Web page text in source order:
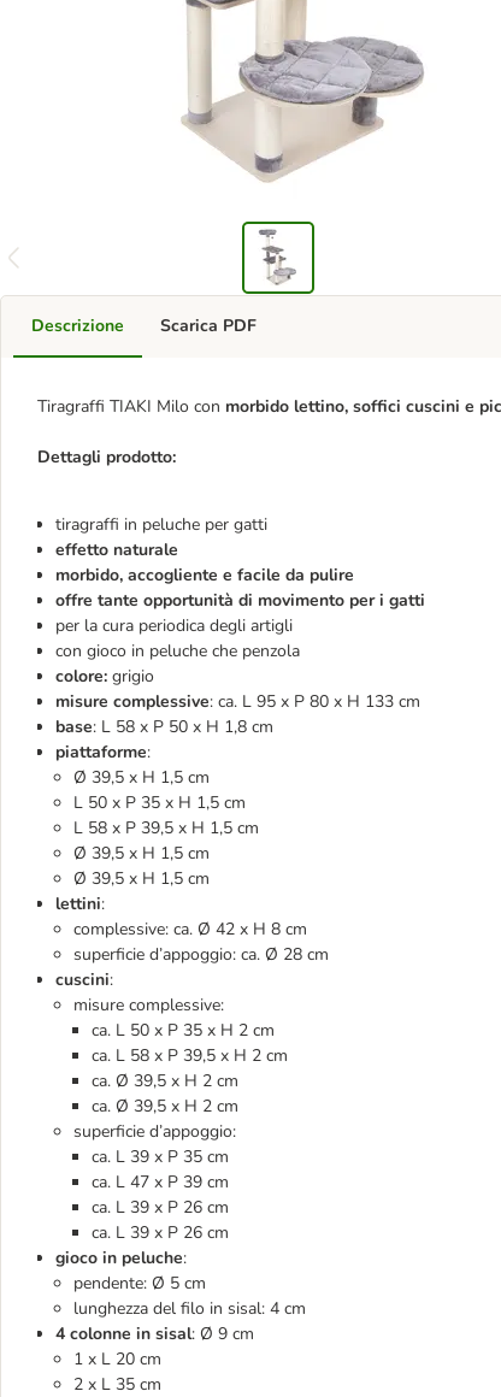
Descrizione
Tiragraffi TIAKI Milo con morbido lettino, soffici cuscini e
Dettagli prodotto:
tiragraffi in peluche per gatti
effetto naturale
morbido, accogliente e facile da pulire
offre tante opportunità di movimento per i gatti
per la cura periodica degli artigli
con gioco in peluche che penzola
colore: grigio
misure complessive: ca. L 95 x P 80 x H 133 cm
base: L 58 x P 50 x H 1,8 cm
piattaforme:
Ø 39,5 x H 1,5 cm
L 50 x P 35 x H 1,5 cm
L 58 x P 39,5 x H 1,5 cm
Ø 39,5 x H 1,5 cm
Ø 39,5 x H 1,5 cm
lettini:
complessive: ca. Ø 42 x H 8 cm
superficie d’appoggio: ca. Ø 28 cm
cuscini:
misure complessive:
ca. L 50 x P 35 x H 2 cm
ca. L 58 x P 39,5 x H 2 cm
ca. Ø 39,5 x H 2 cm
ca. Ø 39,5 x H 2 cm
superficie d’appoggio:
ca. L 39 x P 35 cm
ca. L 47 x P 39 cm
ca. L 39 x P 26 cm
ca. L 39 x P 26 cm
gioco in peluche:
pendente: Ø 5 cm
lunghezza del filo in sisal: 4 cm
4 colonne in sisal: Ø 9 cm
1 x L 20 cm
2 x L 35 cm
Scarica PDF